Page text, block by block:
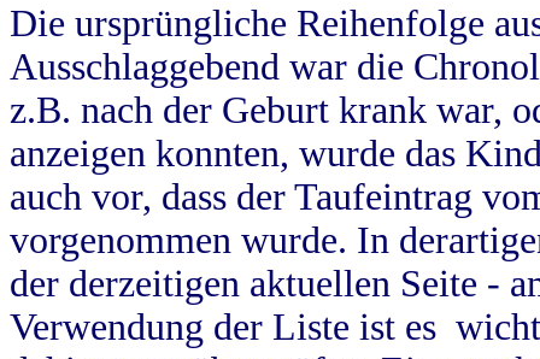
Die ursprüngliche Reihenfolge
Ausschlaggebend war die
z.B. nach der Geburt krank war,
anzeigen konnten, wurde das
auch vor, dass der Taufeintrag
vorgenommen wurde. In
der derzeitigen aktuellen Seite -
Verwendung der Liste ist es